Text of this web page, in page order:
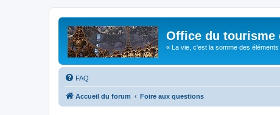
Office du tourisme
« La vie, c'est la somme des
FAQ
Accueil du forum Foire aux questions